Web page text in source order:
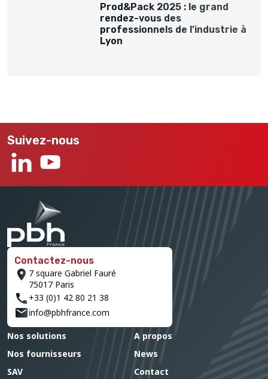
Prod&Pack 2025 : le grand
rendez-vous des
professionnels de l’industrie à
Lyon
Suivez-nous
Contactez-nous
7 square Gabriel Fauré
75017 Paris
+33 (0)1 42 80 21 38
info@pbhfrance.com
Nos solutions
Nos fournisseurs
SAV
A propos
News
Contact